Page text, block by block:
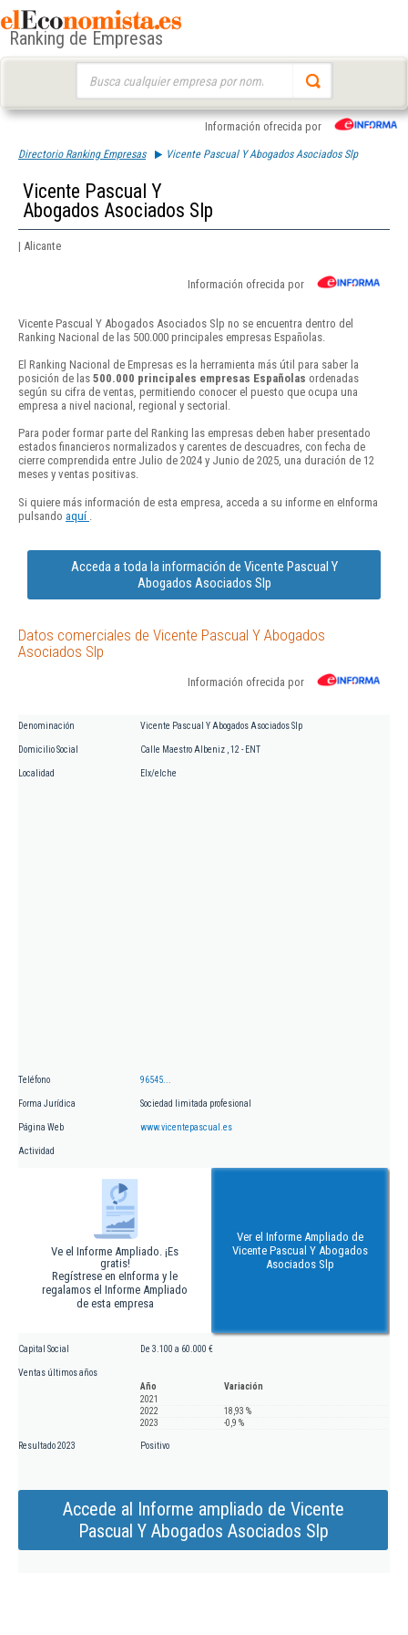
Ranking de Empresas
Información ofrecida por
Directorio Ranking Empresas Vicente Pascual Y Abogados Asociados Slp
Vicente Pascual Y
Abogados Asociados Slp
| Alicante
Información ofrecida por
Vicente Pascual Y Abogados Asociados Slp no se encuentra dentro del
Ranking Nacional de las 500.000 principales empresas Españolas.
El Ranking Nacional de Empresas es la herramienta más útil para saber la
posición de las 500.000 principales empresas Españolas ordenadas
según su cifra de ventas, permitiendo conocer el puesto que ocupa una
empresa a nivel nacional, regional y sectorial.
Para poder formar parte del Ranking las empresas deben haber presentado
estados financieros normalizados y carentes de descuadres, con fecha de
cierre comprendida entre Julio de 2024 y Junio de 2025, una duración de 12
meses y ventas positivas.
Si quiere más información de esta empresa, acceda a su informe en eInforma
pulsando aquí
Acceda a toda la información de Vicente Pascual Y
Abogados Asociados Slp
Datos comerciales de Vicente Pascual Y Abogados
Asociados Slp
Información ofrecida por
Denominación Vicente Pascual Y Abogados Asociados Slp
Domicilio Social Calle Maestro Albeniz , 12 - ENT
Localidad Elx/elche
Teléfono 96545...
Forma Jurídica Sociedad limitada profesional
Página Web www.vicentepascual.es
Actividad
Ve el Informe Ampliado. ¡Es
gratis!
Regístrese en eInforma y le
regalamos el Informe Ampliado
de esta empresa
Ver el Informe Ampliado de
Vicente Pascual Y Abogados
Asociados Slp
Capital Social De 3.100 a 60.000 €
Ventas últimos años
Año
Variación
2021
2022
18,93 %
2023
-0,9 %
Resultado 2023 Positivo
Accede al Informe ampliado de Vicente
Pascual Y Abogados Asociados Slp